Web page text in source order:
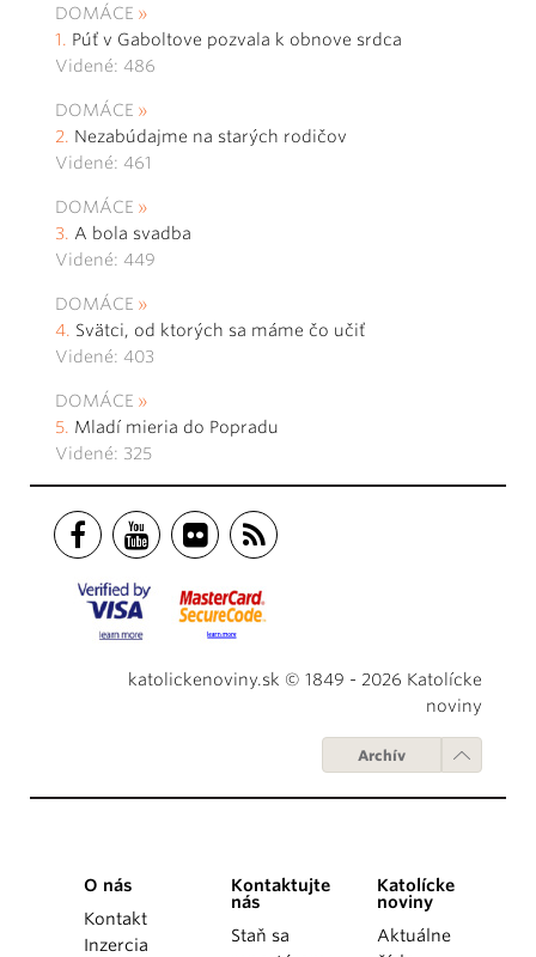
DOMÁCE
Púť v Gaboltove pozvala k obnove srdca
Videné: 486
DOMÁCE
Nezabúdajme na starých rodičov
Videné: 461
DOMÁCE
A bola svadba
Videné: 449
DOMÁCE
Svätci, od ktorých sa máme čo učiť
Videné: 403
DOMÁCE
Mladí mieria do Popradu
Videné: 325
katolickenoviny.sk © 1849 - 2026 Katolícke
noviny
Archív
O nás
Kontakt
Inzercia
Kontaktujte
nás
Staň sa
Katolícke
noviny
Aktuálne